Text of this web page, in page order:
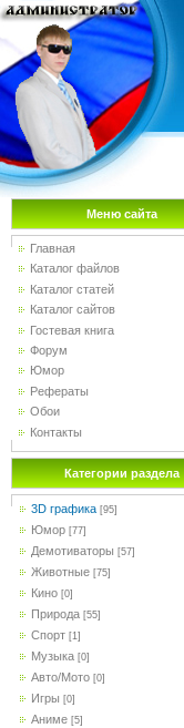
Меню сайта
Главная
Каталог файлов
Каталог статей
Каталог сайтов
Гостевая книга
Форум
Юмор
Рефераты
Обои
Контакты
Категории раздела
3D графика [95]
Юмор [77]
Демотиваторы [57]
Животные [75]
Кино [0]
Природа [55]
Спорт [1]
Музыка [0]
Авто/Мото [0]
Игры [0]
Аниме [5]